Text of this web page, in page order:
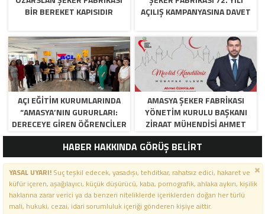
BİR BEREKET KAPISIDIR
AÇILIŞ KAMPANYASINA DAVET
AÇI EĞİTİM KURUMLARINDA
“AMASYA’NIN GURURLARI:
DERECEYE GIREN ÖĞRENCILER
İÇIN ANLAMLI TÖREN”
AMASYA ŞEKER FABRIKASI
YÖNETIM KURULU BAŞKANI
ZIRAAT MÜHENDISI AHMET
ÖZARSLAN’IN MEVLID KANDILI
MESAJI
HABER HAKKINDA GÖRÜŞ BELİRT
YASAL UYARI!Suç teşkil edecek, yasadışı, tehditkar, rahatsız edici, hakaret ve
küfür içeren, aşağılayıcı, küçük düşürücü, kaba, pornografik, ahlaka aykırı, kişilik
haklarına zarar verici ya da benzeri niteliklerde içeriklerden doğan her türlü
mali, hukuki, cezai, idari sorumluluk içeriği gönderen kişiye aittir.